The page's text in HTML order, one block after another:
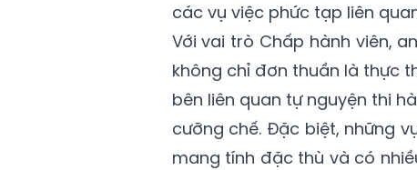
các vụ việc phức tạp liên
Với vai trò Chấp hành viên,
không chỉ đơn thuần là thực
bên liên quan tự nguyện thi
cưỡng chế. Đặc biệt, những
mang tính đặc thù và có